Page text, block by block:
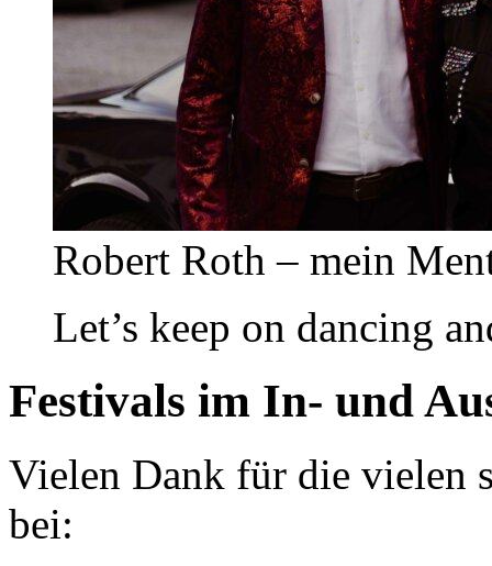
Robert Roth – mein
Let’s keep on dancing
Festivals im In- und
Vielen Dank für die vielen
bei: